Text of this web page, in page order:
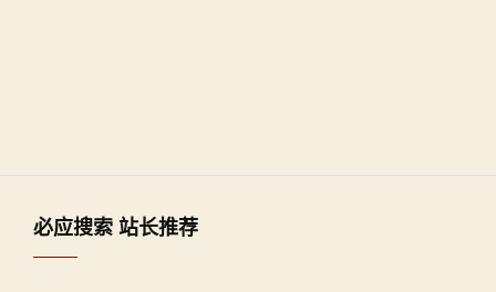
必应搜索 站长推荐